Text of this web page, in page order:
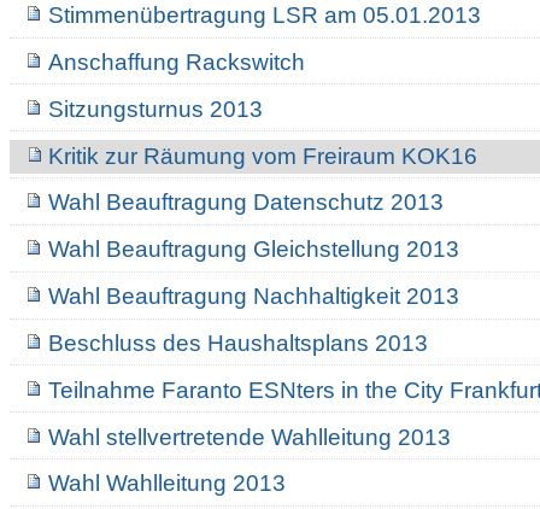
Stimmenübertragung LSR am 05.01.2013
Anschaffung Rackswitch
Sitzungsturnus 2013
Kritik zur Räumung vom Freiraum KOK16
Wahl Beauftragung Datenschutz 2013
Wahl Beauftragung Gleichstellung 2013
Wahl Beauftragung Nachhaltigkeit 2013
Beschluss des Haushaltsplans 2013
Teilnahme Faranto ESNters in the City
Wahl stellvertretende Wahlleitung 2013
Wahl Wahlleitung 2013